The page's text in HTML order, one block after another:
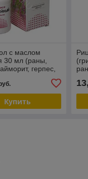
с маслом
30 мл (раны,
герпес,
прыщи)
Купить